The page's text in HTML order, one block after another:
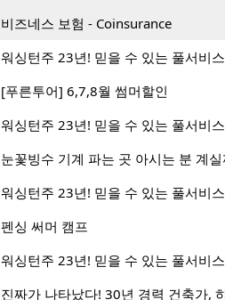
비즈네스 보험 - Coinsurance
워싱턴주 23년! 믿을 수 있는 풀서비
[푸른투어] 6,7,8월 썸머할인
워싱턴주 23년! 믿을 수 있는 풀서비
눈꽃빙수 기계 파는 곳 아시는 분 계실
워싱턴주 23년! 믿을 수 있는 풀서비
펜싱 써머 캠프
워싱턴주 23년! 믿을 수 있는 풀서비
진짜가 나타났다! 30년 경력 건축가,